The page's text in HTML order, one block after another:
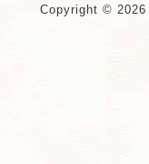
Copyright © 2026